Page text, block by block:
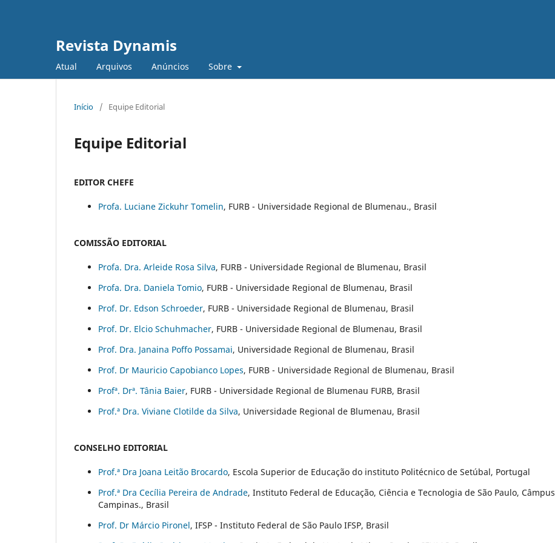
Revista Dynamis
Atual Arquivos Anúncios Sobre
Início / Equipe Editorial
Equipe Editorial
EDITOR CHEFE
Profa. Luciane Zickuhr Tomelin, FURB - Universidade Regional de Blumenau., Brasil
COMISSÃO EDITORIAL
Profa. Dra. Arleide Rosa Silva, FURB - Universidade Regional de Blumenau, Brasil
Profa. Dra. Daniela Tomio, FURB - Universidade Regional de Blumenau, Brasil
Prof. Dr. Edson Schroeder, FURB - Universidade Regional de Blumenau, Brasil
Prof. Dr. Elcio Schuhmacher, FURB - Universidade Regional de Blumenau, Brasil
Prof. Dra. Janaina Poffo Possamai, Universidade Regional de Blumenau, Brasil
Prof. Dr Mauricio Capobianco Lopes, FURB - Universidade Regional de Blumenau, Brasil
Profª. Drª. Tânia Baier, FURB - Universidade Regional de Blumenau FURB, Brasil
Prof.ª Dra. Viviane Clotilde da Silva, Universidade Regional de Blumenau, Brasil
CONSELHO EDITORIAL
Prof.ª Dra Joana Leitão Brocardo, Escola Superior de Educação do instituto Politécnico de Setúbal, Portugal
Prof.ª Dra Cecília Pereira de Andrade, Instituto Federal de Educação, Ciência e Tecnologia de São Paulo, Câmpus
Campinas., Brasil
Prof. Dr Márcio Pironel, IFSP - Instituto Federal de São Paulo IFSP, Brasil